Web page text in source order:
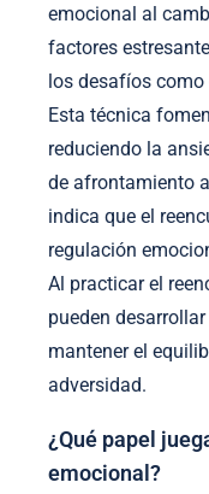
emocional al
factores
los desafíos
Esta técnica
reduciendo la
de afrontamiento
indica que el
regulación
Al practicar el
pueden
mantener el
adversidad.
¿Qué papel
emocional?